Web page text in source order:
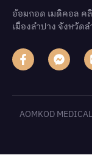
อ้อมกอด เมดิคอล ค
เมืองลําปาง จังหวัดลํ
AOMKOD